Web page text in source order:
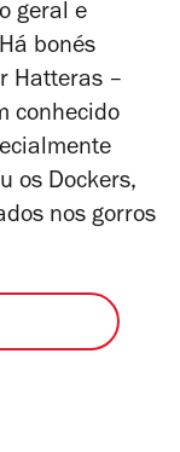
geral e
bonés
Hatteras –
conhecido
os Dockers,
nos gorros